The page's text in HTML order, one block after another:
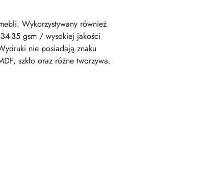
Wykorzystywany również
35 gsm / wysokiej jakości
nie posiadają znaku
szkło oraz różne tworzywa.